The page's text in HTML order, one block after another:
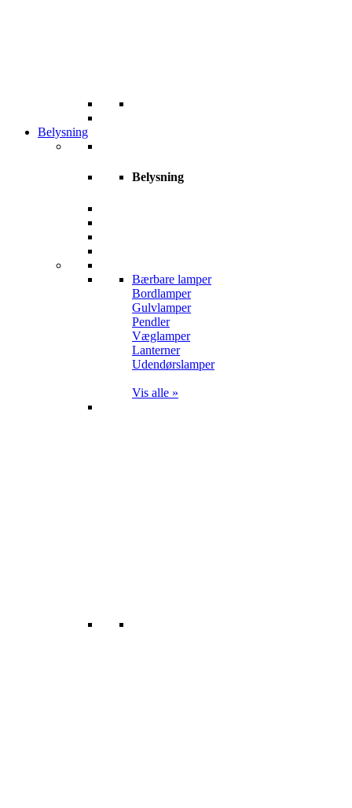
Belysning
Belysning
Bærbare lamper
Bordlamper
Gulvlamper
Pendler
Væglamper
Lanterner
Udendørslamper
Vis alle »